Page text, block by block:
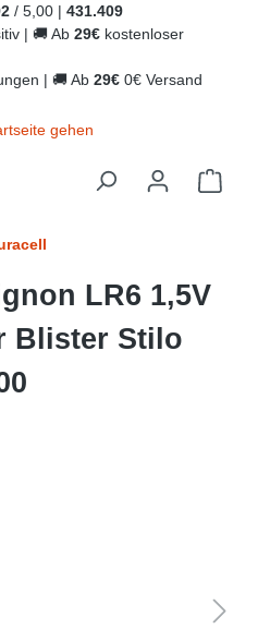
/ 5,00 | 431.409
| 🚚 Ab 29€ kostenloser
| 🚚 Ab 29€ 0€ Versand
LR6 1,5V
Blister Stilo